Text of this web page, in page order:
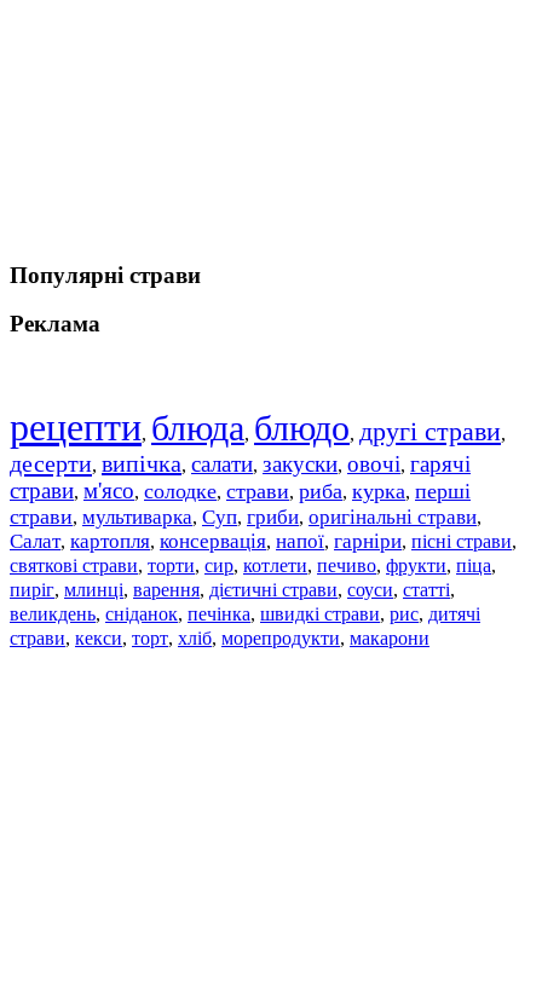
Популярні страви
Реклама
рецепти, блюда, блюдо, другі страви,
десерти, випічка, салати, закуски, овочі, гарячі
страви, м'ясо, солодке, страви, риба, курка, перші
страви, мультиварка, Суп, гриби, оригінальні страви,
Салат, картопля, консервація, напої, гарніри, пісні страви,
святкові страви, торти, сир, котлети, печиво, фрукти, піца,
пиріг, млинці, варення, дієтичні страви, соуси, статті,
великдень, сніданок, печінка, швидкі страви, рис, дитячі
страви, кекси, торт, хліб, морепродукти, макарони